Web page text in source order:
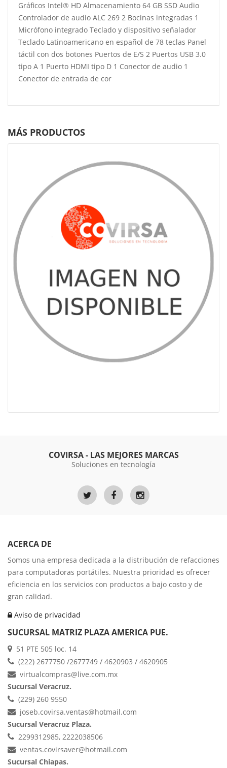
Gráficos Intel® HD Almacenamiento 64 GB SSD Audio
Controlador de audio ALC 269 2 Bocinas integradas 1
Micrófono integrado Teclado y dispositivo señalador
Teclado Latinoamericano en español de 78 teclas Panel
táctil con dos botones Puertos de E/S 2 Puertos USB 3.0
tipo A 1 Puerto HDMI tipo D 1 Conector de audio 1
Conector de entrada de cor
MÁS PRODUCTOS
COVIRSA - LAS MEJORES MARCAS
Soluciones en tecnología
ACERCA DE
Somos una empresa dedicada a la distribución de refacciones
para computadoras portátiles. Nuestra prioridad es ofrecer
eficiencia en los servicios con productos a bajo costo y de
gran calidad.
Aviso de privacidad
SUCURSAL MATRIZ PLAZA AMERICA PUE.
51 PTE 505 loc. 14
(222) 2677750 /2677749 / 4620903 / 4620905
virtualcompras@live.com.mx
Sucursal Veracruz.
(229) 260 9550
joseb.covirsa.ventas@hotmail.com
Sucursal Veracruz Plaza.
2299312985, 2222038506
ventas.covirsaver@hotmail.com
Sucursal Chiapas.